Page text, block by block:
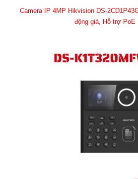
Camera IP 4MP Hikvision DS-
động giả, Hỗ trợ PoE